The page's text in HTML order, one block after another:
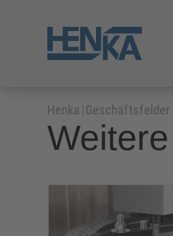
Henka Geschäftsfelder